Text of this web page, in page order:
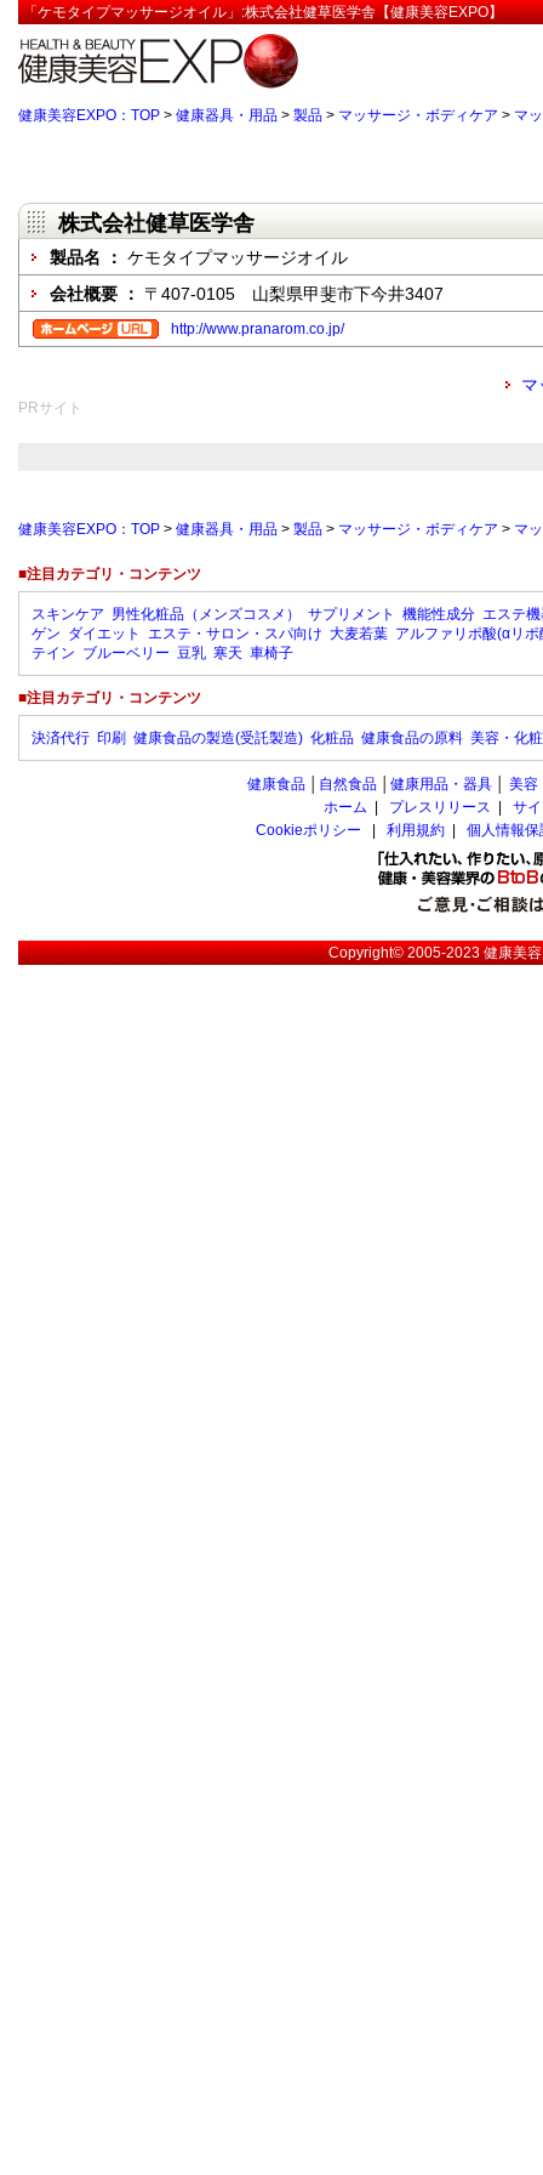
「ケモタイプマッサージオイル」:株式会社健草医学舎【健康美容EXPO】
健康美容EXPO：TOP > 健康器具・用品 > 製品 > マッサージ・ボディケア > マ
株式会社健草医学舎
製品名 ： ケモタイプマッサージオイル
会社概要 ： 〒407-0105 山梨県甲斐市下今井3407
http://www.pranarom.co.jp/
マ
PRサイト
健康美容EXPO：TOP > 健康器具・用品 > 製品 > マッサージ・ボディケア > マ
■注目カテゴリ・コンテンツ
スキンケア 男性化粧品（メンズコスメ） サプリメント 機能性成分 エステ
ゲン ダイエット エステ・サロン・スパ向け 大麦若葉 アルファリポ酸(αリポ
テイン ブルーベリー 豆乳 寒天 車椅子
■注目カテゴリ・コンテンツ
決済代行 印刷 健康食品の製造(受託製造) 化粧品 健康食品の原料 美容・化
健康食品 自然食品 健康用品・器具 美容
ホーム
プレスリリース
サ
Cookieポリシー
利用規約 個人情報
Copyright© 2005-2023健康美